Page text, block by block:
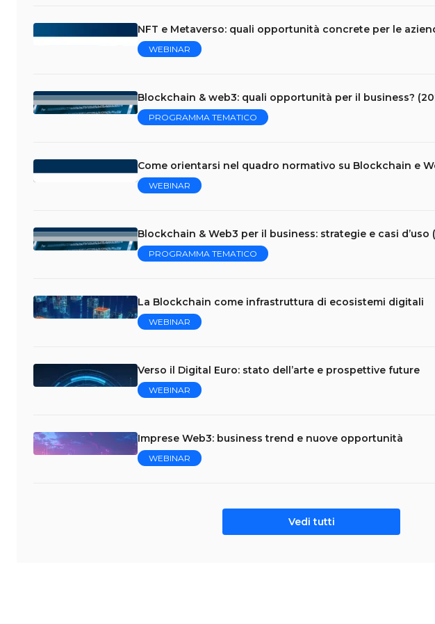
NFT e Metaverso: quali opportunità concrete per le
WEBINAR
Blockchain & web3: quali opportunità per il business?
PROGRAMMA TEMATICO
Come orientarsi nel quadro normativo su Blockchain e
WEBINAR
Blockchain & Web3 per il business: strategie e casi d’uso
PROGRAMMA TEMATICO
La Blockchain come infrastruttura di ecosistemi digitali
WEBINAR
Verso il Digital Euro: stato dell’arte e prospettive future
WEBINAR
Imprese Web3: business trend e nuove opportunità
WEBINAR
Vedi tutti